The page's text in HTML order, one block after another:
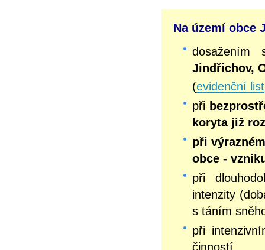
Na území obce
Jindřichov,
(evidenční list
při
koryta již
při
obce -
při
intenzity
s táním
při
činností